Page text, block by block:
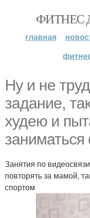
ФИТНЕС
главная
Ну и не
задание,
худею и
Занятия по
повторять за мамой,
спортом